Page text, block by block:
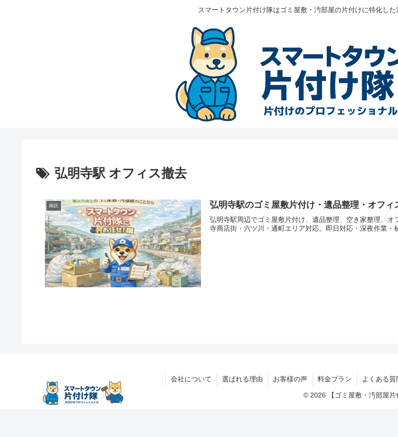
スマートタウン片付け隊はゴミ屋敷・汚部屋の片付けに特化した
弘明寺駅 オフィス撤去
南区 弘明寺駅のゴミ屋敷片付け・遺品整理・オフ
弘明寺駅周辺でゴミ屋敷片付け、遺品整理、空き家整理、
寺商店街・六ツ川・通町エリア対応。即日対応・深夜作業・
会社について 選ばれる理由 お客様の声 料金プラン よくある質
© 2026 【ゴミ屋敷・汚部屋片